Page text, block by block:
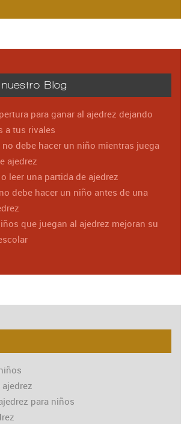
Blog
para ganar al ajedrez dejando
a tus rivales
no debe hacer un niño mientras juega
ajedrez
leer una partida de ajedrez
debe hacer un niño antes de una
que juegan al ajedrez mejoran su
para niños